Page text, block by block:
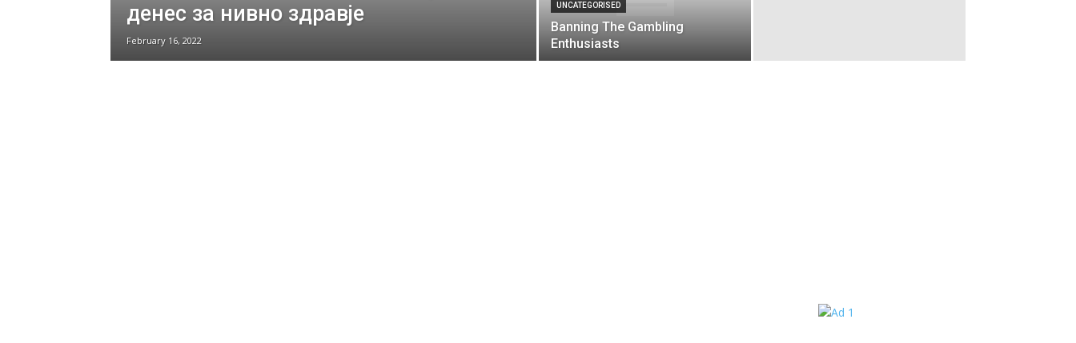
денес за нивно здравје
February 16, 2022
UNCATEGORISED
Banning The Gambling
Enthusiasts